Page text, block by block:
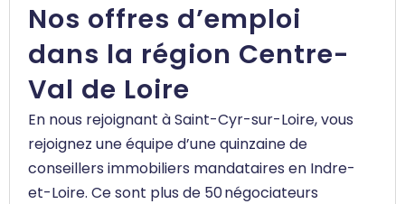
Nos offres d’emploi
dans la région Centre-
Val de Loire
En nous rejoignant à Saint-Cyr-sur-Loire, vous
rejoignez une équipe d’une quinzaine de
conseillers immobiliers mandataires en Indre-
et-Loire. Ce sont plus de 50 négociateurs